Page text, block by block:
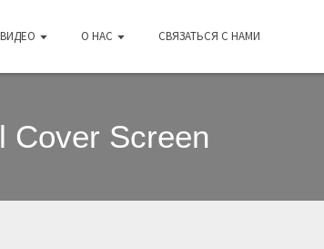
ВИДЕО О НАС СВЯЗАТЬСЯ С НАМИ
Cover Screen